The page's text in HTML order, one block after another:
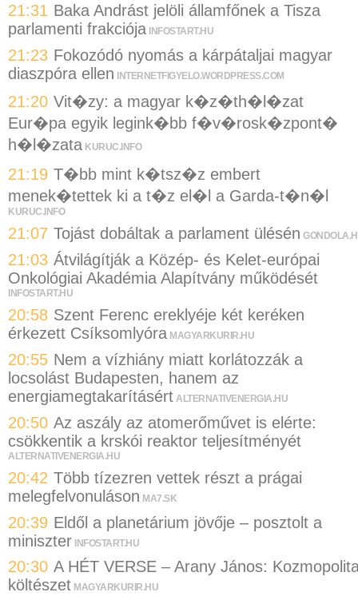
21:31 Baka Andrást jelöli államfőnek a Tisza
parlamenti frakciója INFOSTART.HU
21:23 Fokozódó nyomás a kárpátaljai magyar
diaszpóra ellen INTERNETFIGYELO.WORDPRESS.COM
21:20 Vit�zy: a magyar k�z�th�l�zat
Eur�pa egyik legink�bb f�v�rosk�zpont�
h�l�zata KURUC.INFO
21:19 T�bb mint k�tsz�z embert
menek�tettek ki a t�z el�l a Garda-t�n�l
KURUC.INFO
21:07 Tojást dobáltak a parlament ülésén
21:03 Átvilágítják a Közép- és Kelet-európai
Onkológiai Akadémia Alapítvány működését
INFOSTART.HU
20:58 Szent Ferenc ereklyéje két keréken
érkezett Csíksomlyóra MAGYARKURIR.HU
20:55 Nem a vízhiány miatt korlátozzák a
locsolást Budapesten, hanem az
energiamegtakarításért ALTERNATIVENERGIA.HU
20:50 Az aszály az atomerőművet is elérte:
csökkentik a krskói reaktor teljesítményét
ALTERNATIVENERGIA.HU
20:42 Több tízezren vettek részt a prágai
melegfelvonuláson MA7.SK
20:39 Eldől a planetárium jövője – posztolt a
miniszter INFOSTART.HU
20:30 A HÉT VERSE – Arany János:
költészet MAGYARKURIR.HU